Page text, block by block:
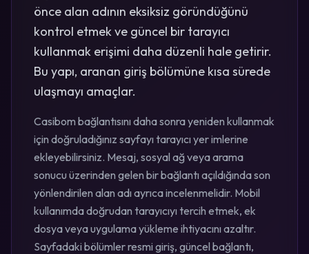
önce alan adının eksiksiz göründüğünü
kontrol etmek ve güncel bir tarayıcı
kullanmak erişimi daha düzenli hale getirir.
Bu yapı, aranan giriş bölümüne kısa sürede
ulaşmayı amaçlar.
Casibom bağlantısını daha sonra yeniden kullanmak
için doğruladığınız sayfayı tarayıcı yer imlerine
ekleyebilirsiniz. Mesaj, sosyal ağ veya arama
sonucu üzerinden gelen bir bağlantı açıldığında son
yönlendirilen alan adı ayrıca incelenmelidir. Mobil
kullanımda doğrudan tarayıcıyı tercih etmek, ek
dosya veya uygulama yükleme ihtiyacını azaltır.
Sayfadaki bölümler resmi giriş, güncel bağlantı,